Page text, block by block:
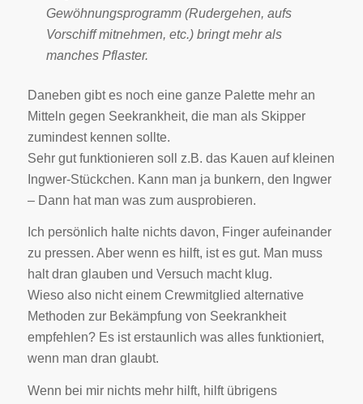
Gewöhnungsprogramm (Rudergehen, aufs
Vorschiff mitnehmen, etc.) bringt mehr als
manches Pflaster.
Daneben gibt es noch eine ganze Palette mehr an
Mitteln gegen Seekrankheit, die man als Skipper
zumindest kennen sollte.
Sehr gut funktionieren soll z.B. das Kauen auf kleinen
Ingwer-Stückchen. Kann man ja bunkern, den Ingwer
– Dann hat man was zum ausprobieren.
Ich persönlich halte nichts davon, Finger aufeinander
zu pressen. Aber wenn es hilft, ist es gut. Man muss
halt dran glauben und Versuch macht klug.
Wieso also nicht einem Crewmitglied alternative
Methoden zur Bekämpfung von Seekrankheit
empfehlen? Es ist erstaunlich was alles funktioniert,
wenn man dran glaubt.
Wenn bei mir nichts mehr hilft, hilft übrigens